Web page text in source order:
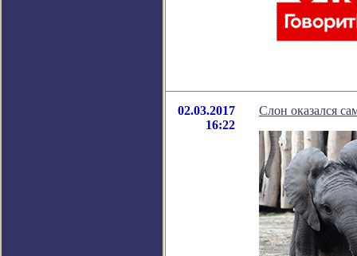
02.03.2017
16:22
Слон оказался